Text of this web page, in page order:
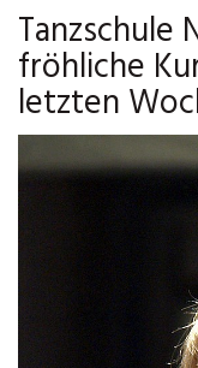
Tanzschule
fröhliche
letzten